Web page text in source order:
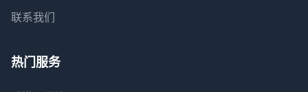
联系我们
热门服务